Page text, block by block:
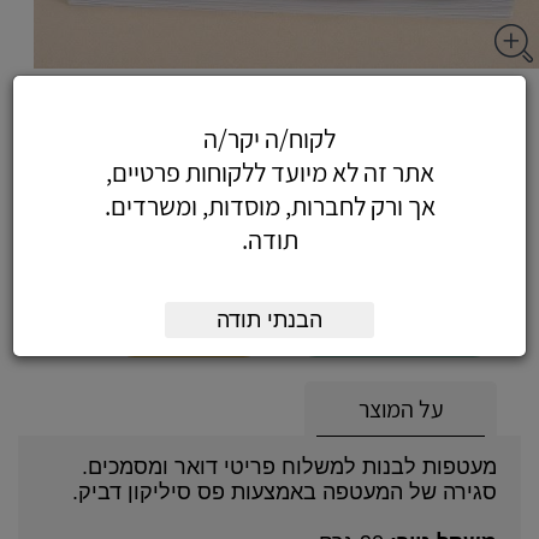
כולל מע"מ
הזמן עכשיו
על המוצר
מעטפות לבנות למשלוח פריטי דואר ומסמכים.
סגירה של המעטפה באמצעות פס סיליקון דביק.
לקוח/ה יקר/ה
אתר זה לא מיועד ללקוחות פרטיים,
אך ורק לחברות, מוסדות, ומשרדים.
תודה.
הבנתי תודה